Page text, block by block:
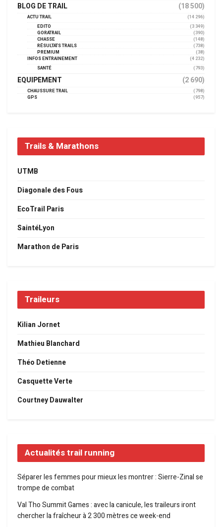
BLOG DE TRAIL (18 500)
ACTU TRAIL
(14 296)
EDITO
(3 349)
GORATRAIL
(390)
CHASSE
(148)
RÉSULTATS TRAILS
(738)
PREMIUM
(38)
INFOS ENTRAINEMENT
(4 232)
SANTÉ
(793)
EQUIPEMENT (2 690)
CHAUSSURE TRAIL
(798)
GPS
(957)
Trails & Marathons
UTMB
Diagonale des Fous
EcoTrail Paris
SaintéLyon
Marathon de Paris
Traileurs
Kilian Jornet
Mathieu Blanchard
Théo Detienne
Casquette Verte
Courtney Dauwalter
Actualités trail running
Séparer les femmes pour mieux les montrer : Sierre-Zinal se
trompe de combat
Val Tho Summit Games : avec la canicule, les traileurs iront
chercher la fraîcheur à 2 300 mètres ce week-end